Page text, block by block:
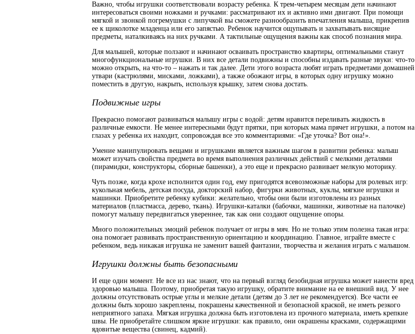
Важно, чтобы игрушки соответствовали возрасту ребенка. К трем-четырем месяцам дети начинают
интересоваться своими ножками и ручками: рассматривают их и активно ими двигают. При помощи
мягкой и звонкой погремушки с липучкой вы сможете разнообразить впечатления малыша, прикрепив
ее к щиколотке младенца или его запястью. Ребенок научится ощупывать и захватывать висящие
предметы, наталкиваясь на них ручками. А тактильные ощущения важны как способ познания мира.
Для малышей, которые ползают и начинают осваивать пространство квартиры, оптимальными станут
многофункциональные игрушки. В них все детали подвижны и способны издавать разные звуки: что-то
можно открыть, на что-то – нажать и так далее. Дети этого возраста любят играть предметами домашней
утвари (кастрюлями, мисками, ложками), а также обожают игры, в которых одну игрушку можно
поместить в другую, накрыть, используя крышку, затем снова достать.
Подвижные игры
Прекрасно помогают развиваться малышу игры с водой: детям нравится переливать жидкость в
различные емкости. Не менее интересными будут прятки, при которых мама прячет игрушки, а потом на
глазах у ребенка их находит, сопровождая все это комментариями: «Где уточка? Вот она!».
Умение манипулировать вещами и игрушками является важным шагом в развитии ребенка: малыш
может изучать свойства предмета во время выполнения различных действий с мелкими деталями
(пирамидки, конструкторы, сборные башенки), а это еще и прекрасно развивает мелкую моторику.
Чуть позже, когда крохе исполнится один год, ему пригодятся всевозможные наборы для ролевых игр:
кукольная мебель, детская посуда, докторский набор, фигурки животных, куклы, мягкие игрушки и
машинки. Приобретите ребенку кубики: желательно, чтобы они были изготовлены из разных
материалов (пластмасса, дерево, ткань). Игрушки-каталки (бабочки, машинки, животные на палочке)
помогут малышу передвигаться увереннее, так как они создают ощущение опоры.
Много положительных эмоций ребенок получает от игры в мяч. Но не только этим полезна такая игра:
она помогает развивать пространственную ориентацию и координацию. Главное, играйте вместе с
ребенком, ведь никакая игрушка не заменит вашей фантазии, творчества и желания играть с малышом.
Игрушки должны быть безопасными
И еще один момент. Не все из нас знают, что на первый взгляд безобидная игрушка может нанести вред
здоровью малыша. Поэтому, приобретая такую игрушку, обратите внимание на ее внешний вид. У нее
должны отсутствовать острые углы и мелкие детали (детям до 3 лет не рекомендуется). Все части ее
должны быть хорошо закреплены, покрашены качественной и безопасной краской, не иметь резкого
неприятного запаха. Мягкая игрушка должна быть изготовлена из прочного материала, иметь крепкие
швы. Не приобретайте слишком яркие игрушки: как правило, они окрашены красками, содержащими
ядовитые вещества (свинец, кадмий).